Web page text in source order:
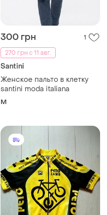
300 грн
1
270 грн с 11 авг.
Santini
Женское пальто в клетку
santini moda italiana
M